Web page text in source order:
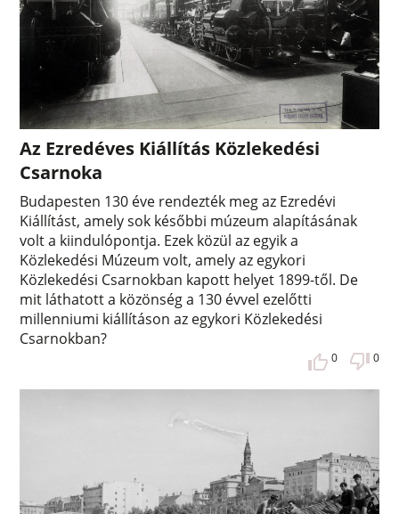
Az Ezredéves Kiállítás Közlekedési
Csarnoka
Budapesten 130 éve rendezték meg az Ezredévi
Kiállítást, amely sok későbbi múzeum alapításának
volt a kiindulópontja. Ezek közül az egyik a
Közlekedési Múzeum volt, amely az egykori
Közlekedési Csarnokban kapott helyet 1899-től. De
mit láthatott a közönség a 130 évvel ezelőtti
millenniumi kiállításon az egykori Közlekedési
Csarnokban?
0 0